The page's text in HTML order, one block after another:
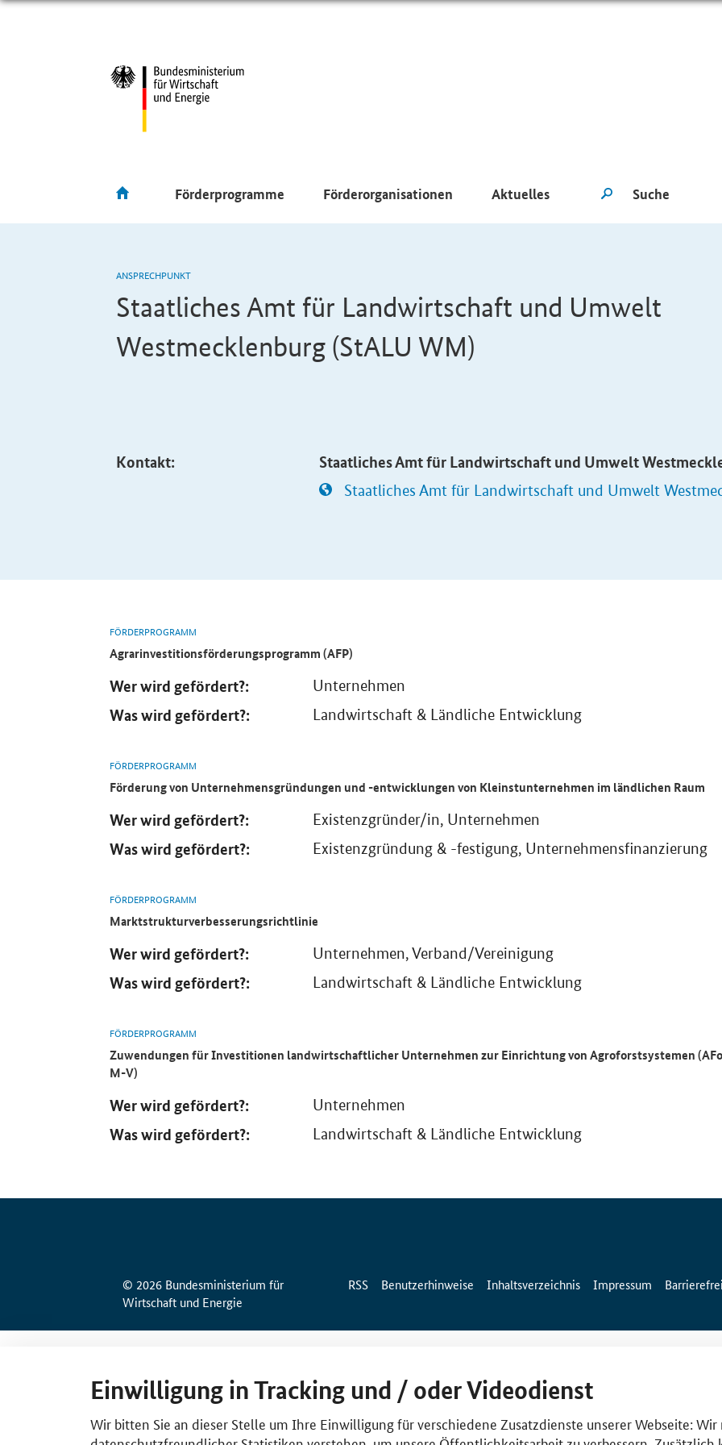
Förderprogramme Förderorganisationen Aktuelles
ANSPRECHPUNKT
Staatliches Amt für Landwirtschaft und Umwelt
Westmecklenburg (StALU WM)
Kontakt: Staatliches Amt für Landwirtschaft und Umwelt
Staatliches Amt für Landwirtschaft und Umwelt
FÖRDERPROGRAMM
Agrarinvestitionsförderungsprogramm (AFP)
Wer wird gefördert?: Unternehmen
Was wird gefördert?: Landwirtschaft & Ländliche Entwicklung
FÖRDERPROGRAMM
Förderung von Unternehmensgründungen und -entwicklungen von Kleinstunternehmen im ländlichen Raum
Wer wird gefördert?: Existenzgründer/in, Unternehmen
Was wird gefördert?: Existenzgründung & -festigung, Unternehmensfinanzierung
FÖRDERPROGRAMM
Marktstrukturverbesserungsrichtlinie
Wer wird gefördert?: Unternehmen, Verband/Vereinigung
Was wird gefördert?: Landwirtschaft & Ländliche Entwicklung
FÖRDERPROGRAMM
Zuwendungen für Investitionen landwirtschaftlicher Unternehmen zur Einrichtung von Agroforstsystemen
M-V)
Wer wird gefördert?: Unternehmen
Was wird gefördert?: Landwirtschaft & Ländliche Entwicklung
© 2026 Bundesministerium für
Wirtschaft und Energie
RSS Benutzerhinweise Inhaltsverzeichnis Impressum
Einwilligung in Tracking und / oder Videodienst
Wir bitten Sie an dieser Stelle um Ihre Einwilligung für verschiedene Zusatzdienste unserer Webseite: